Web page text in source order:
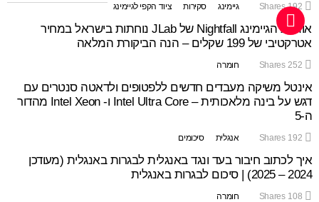
192
Shares גיימינג סקירות ציוד הקפי לגיימינג
אוזניות הגיימינג Nightfall של JLab נוחתות בישראל במחיר
אטרקטיבי של 199 שקלים – הנה הביקורת המלאה
252
Shares חומרה
אינטל משיקה מעבדים חדשים ללפטופים ולדאטה סנטרים עם
דגש על בינה מלאכותית – Intel Ultra Core ו- Intel Xeon מהדור
ה-5
192
Shares אנגלית סיכומים
איך לכתוב חיבור בעד ונגד באנגלית לבגרות באנגלית (מעודכן
2024 – 2025) | סיכום לבגרות באנגלית
108
Shares חומרה